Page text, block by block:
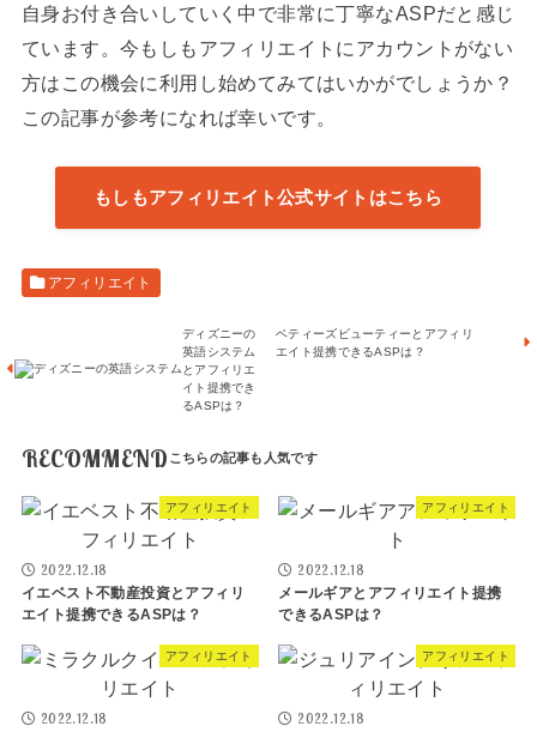
自身お付き合いしていく中で非常に丁寧なASPだと感じ
ています。今もしもアフィリエイトにアカウントがない
方はこの機会に利用し始めてみてはいかがでしょうか？
この記事が参考になれば幸いです。
もしもアフィリエイト公式サイトはこちら
アフィリエイト
ディズニーの
英語システム
とアフィリエ
イト提携でき
るASPは？
ベティーズビューティーとアフィリ
エイト提携できるASPは？
RECOMMEND
アフィリエイト
2022.12.18
イエベスト不動産投資とアフィリ
エイト提携できるASPは？
アフィリエイト
2022.12.18
メールギアとアフィリエイト提携
できるASPは？
アフィリエイト
2022.12.18
アフィリエイト
2022.12.18